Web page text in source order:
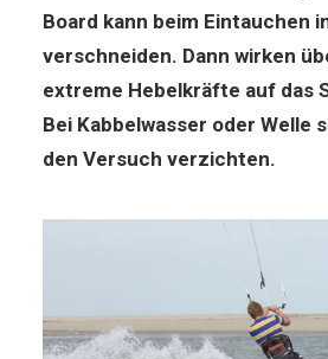
Board kann beim Eintauchen
verschneiden. Dann wirken
extreme Hebelkräfte auf das
Bei Kabbelwasser oder Welle
den Versuch verzichten.